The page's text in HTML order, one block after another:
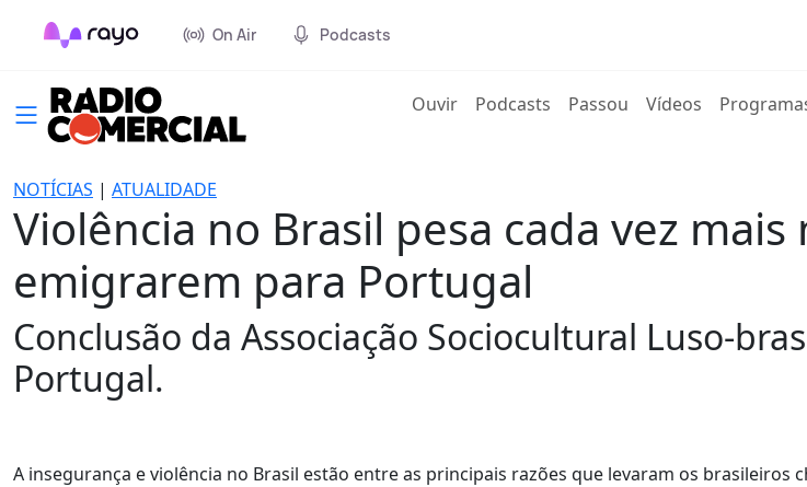
On Air Podcasts
Ouvir(current)
Podcasts Passou Vídeos
NOTÍCIAS | ATUALIDADE
Violência no Brasil pesa cada vez
emigrarem para Portugal
Conclusão da Associação Sociocultural Luso-
Portugal.
A insegurança e violência no Brasil estão entre as principais razões que levaram os brasileiros